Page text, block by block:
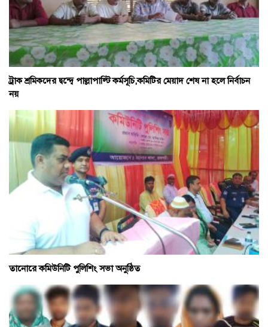
ট্রাক শ্রমিকদের দ্বন্দ্বে পাল্লাপাল্টি কর্মসূচি,কমিটির মেয়াদ শেষ না হলে নির্বাচন
নয়
তানোরে কমিউনিটি পুলিশিং সভা অনুষ্ঠিত